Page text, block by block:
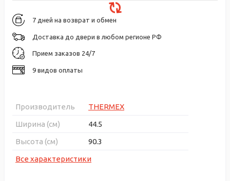
7 дней на возврат и обмен
Доставка до двери в любом регионе РФ
Прием заказов 24/7
9 видов оплаты
Производитель
THERMEX
Ширина (см)
44.5
Высота (см)
90.3
Все характеристики